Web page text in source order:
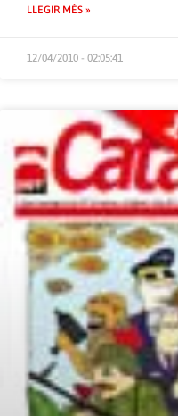
LLEGIR MÉS »
12/04/2010 - 02:05:41